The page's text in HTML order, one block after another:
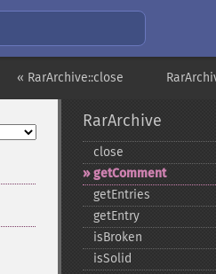
« RarArchive::close
RarArchive
close
getComment
getEntries
getEntry
isBroken
isSolid